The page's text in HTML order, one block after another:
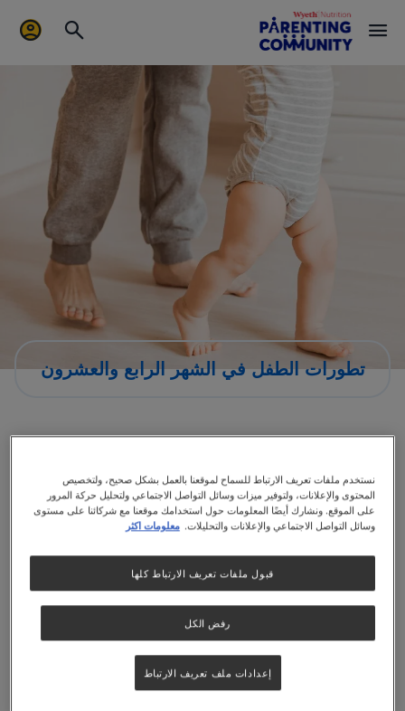
تطورات الطفل في الشهر الرابع والعشرون
الشهر 24
“كل عام وأنت بخير يا صاحب العامين”
نستخدم ملفات تعريف الارتباط للسماح لموقعنا بالعمل بشكل صحيح، ولتخصيص
المحتوى والإعلانات، ولتوفير ميزات وسائل التواصل الاجتماعي ولتحليل حركة المرور
على الموقع. ونشارك أيضًا المعلومات حول استخدامك موقعنا مع شركائنا على مستوى
وسائل التواصل الاجتماعي والإعلانات والتحليلات. معلومات اكثر
رفض الكل
قبول ملفات تعريف الارتباط كلها
إعدادات ملف تعريف الارتباط